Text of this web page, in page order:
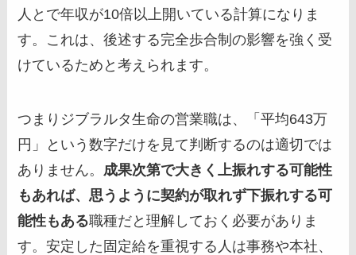
人とで年収が10倍以上開いている計算になりま
す。これは、後述する完全歩合制の影響を強く受
けているためと考えられます。
つまりジブラルタ生命の営業職は、「平均643万
円」という数字だけを見て判断するのは適切では
ありません。 成果次第で大きく上振れする可能性
もあれば、思うように契約が取れず下振れする可
能性もある職種だと理解しておく必要がありま
す。安定した固定給を重視する人は事務や本社、